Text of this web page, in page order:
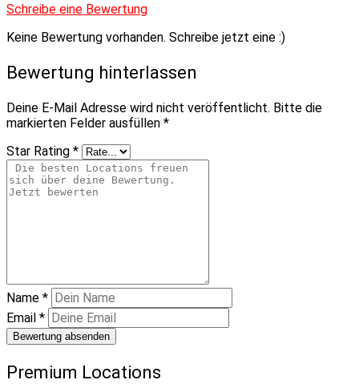
Schreibe eine Bewertung
Keine Bewertung vorhanden. Schreibe jetzt eine :)
Bewertung hinterlassen
Deine E-Mail Adresse wird nicht veröffentlicht. Bitte die
markierten Felder ausfüllen *
Star Rating *
Name *
Email *
Bewertung absenden
Premium Locations